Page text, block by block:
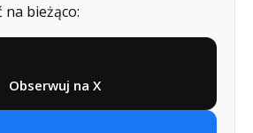
na bieżąco:
Obserwuj na X